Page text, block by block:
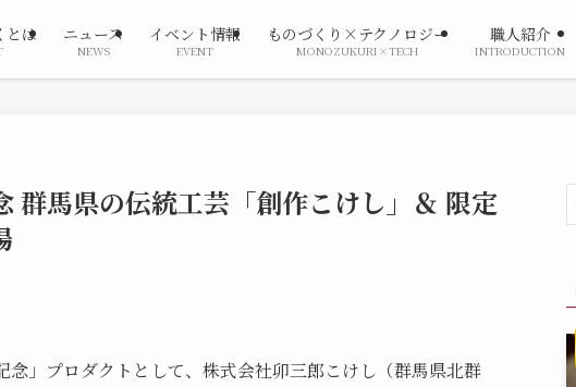
とは ニュース
NEWS
イベント情報
EVENT
ものづくり×テクノロジー
MONOZUKURI×TECH
職人紹介
INTRODUCTION
群馬県の伝統工芸「創作こけし」＆ 限定
」プロダクトとして、株式会社卯三郎こけし（群馬県北群